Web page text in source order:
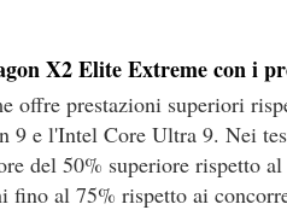
X2 Elite Extreme con i
offre prestazioni superiori
9 e l'Intel Core Ultra 9. Nei
del 50% superiore rispetto al
fino al 75% rispetto ai